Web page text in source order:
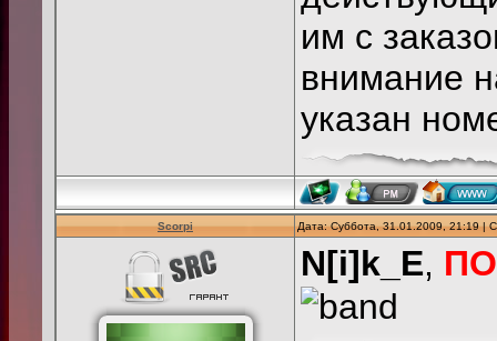
им с
внимание
указан
Scorpi Дата: Суббота, 31.01.2009, 21:19 |
N[i]k_E,